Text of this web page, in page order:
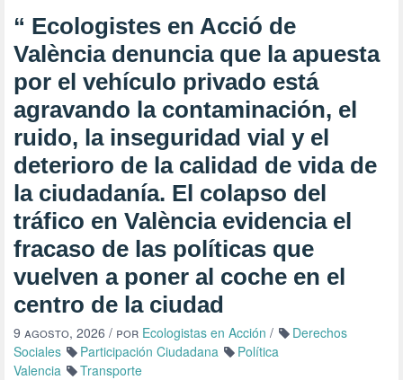
“ Ecologistes en Acció de
València denuncia que la apuesta
por el vehículo privado está
agravando la contaminación, el
ruido, la inseguridad vial y el
deterioro de la calidad de vida de
la ciudadanía. El colapso del
tráfico en València evidencia el
fracaso de las políticas que
vuelven a poner al coche en el
centro de la ciudad
9 agosto, 2026 / por Ecologistas en Acción /
Derechos
Sociales
Participación Ciudadana
Política
Valencia
Transporte